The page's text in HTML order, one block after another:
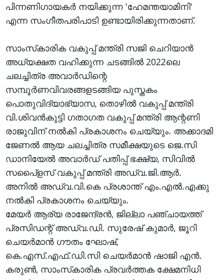
പിന്നണിഗായകര്‍ നയിക്കുന്ന 'ഹേമന്തയാമിനി'
എന്ന സംഗീതപരിപാടി ഉണ്ടായിരിക്കുന്നതാണ്.
സാംസ്‌കാരിക വകുപ്പ് മന്ത്രി സജി ചെറിയാന്‍
അധ്യക്ഷത വഹിക്കുന്ന ചടങ്ങില്‍ 2022ലെ
ചലച്ചിത്ര അവാര്‍ഡിന്റെ
സമ്പൂര്‍ണവിവരങ്ങളടങ്ങിയ പുസ്തകം
പൊതുവിദ്യാഭ്യാസ, തൊഴില്‍ വകുപ്പ് മന്ത്രി
വി.ശിവന്‍കുട്ടി ഗതാഗത വകുപ്പ് മന്ത്രി ആന്റണി
രാജുവിന് നല്‍കി പ്രകാശനം ചെയ്യും. അക്കാദമി
ജേണല്‍ ആയ ചലച്ചിത്ര സമീക്ഷയുടെ ജെ.സി
ഡാനിയേല്‍ അവാര്‍ഡ് പതിപ്പ് ഭക്ഷ്യ, സിവില്‍
സപൈ്‌ളസ് വകുപ്പ് മന്ത്രി അഡ്വ.ജി.ആര്‍.
അനില്‍ അഡ്വ.വി.കെ പ്രശാന്ത് എം.എല്‍.എക്കു
നല്‍കി പ്രകാശനം ചെയ്യും.
മേയര്‍ ആര്യ രാജേന്ദ്രന്‍, ജില്ലാ പഞ്ചായത്ത്
പ്രസിഡന്റ് അഡ്വ.ഡി. സുരേഷ് കുമാര്‍, ജൂറി
ചെയര്‍മാന്‍ ഗൗതം ഘോഷ്,
കെ.എസ്.എഫ്.ഡി.സി ചെയര്‍മാന്‍ ഷാജി എന്‍.
കരുണ്‍, സാംസ്‌കാരിക പ്രവര്‍ത്തക ക്ഷേമനിധി